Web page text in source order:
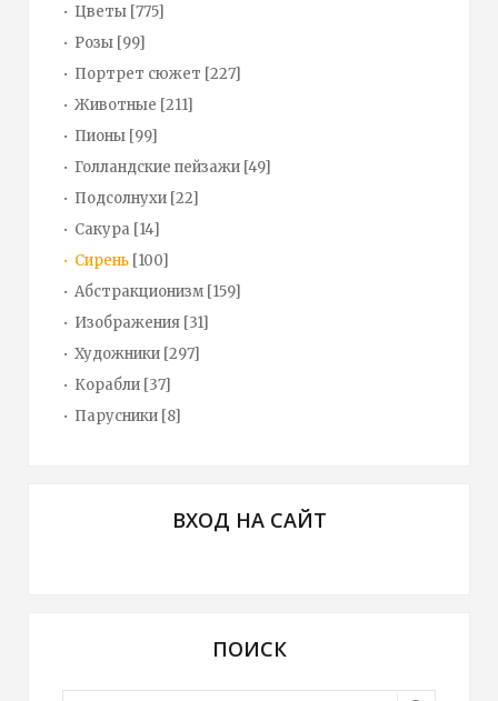
Цветы [775]
Розы [99]
Портрет сюжет [227]
Животные [211]
Пионы [99]
Голландские пейзажи [49]
Подсолнухи [22]
Сакура [14]
Сирень [100]
Абстракционизм [159]
Изображения [31]
Художники [297]
Корабли [37]
Парусники [8]
ВХОД НА САЙТ
ПОИСК